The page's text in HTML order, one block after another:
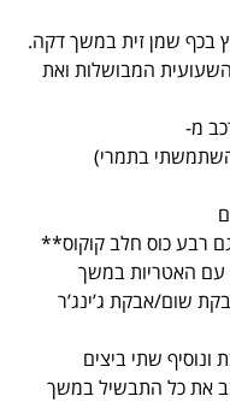
בכף שמן זית במשך דקה.
המבושלות ואת
מ-
בתמרי)
רבע כוס חלב קוקוס**
האטריות במשך
שום/אבקת ג’ינג’ר
שתי ביצים
את כל התבשיל במשך